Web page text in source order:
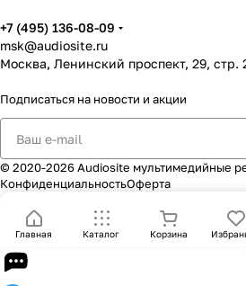
+7 (495) 136-08-09
msk@audiosite.ru
Москва, Ленинский проспект, 29, стр.
Подписаться на новости и акции
© 2020-2026 Audiosite мультимедийные
КонфиденциальностьОферта
Главная Каталог Корзина